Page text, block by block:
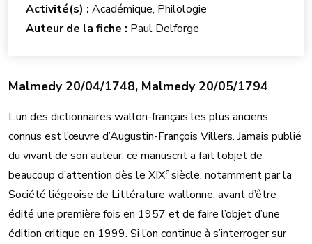
Malmedy 20/04/1748, Malmedy 20/05/1794
L’un des dictionnaires wallon-français les plus anciens
connus est l’œuvre d’Augustin-François Villers. Jamais publié
du vivant de son auteur, ce manuscrit a fait l’objet de
beaucoup d’attention dès le XIXesiècle, notamment par la
Société liégeoise de Littérature wallonne, avant d’être
édité une première fois en 1957 et de faire l’objet d’une
édition critique en 1999. Si l’on continue à s’interroger sur
Activité(s) : Académique, Philologie
Auteur de la fiche : Paul Delforge